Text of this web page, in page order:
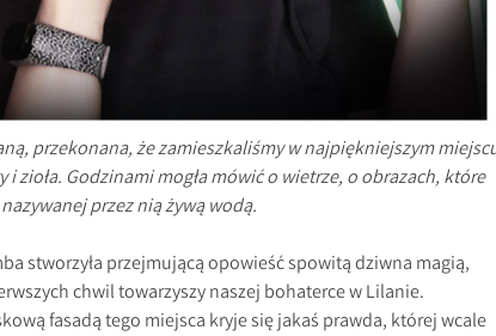
przekonana, że zamieszkaliśmy w najpiękniejszym
i zioła. Godzinami mogła mówić o wietrze, o obrazach, które
przez nią żywą wodą.
stworzyła przejmującą opowieść spowitą dziwna magią,
chwil towarzyszy naszej bohaterce w Lilanie.
fasadą tego miejsca kryje się jakaś prawda, której wcale